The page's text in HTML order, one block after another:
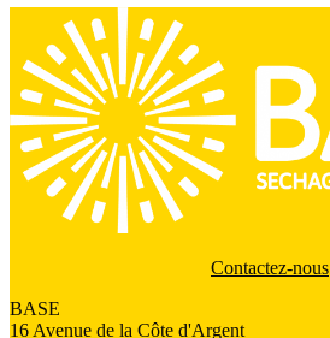
Contactez-nous
BASE
16 Avenue de la Côte d'Argent